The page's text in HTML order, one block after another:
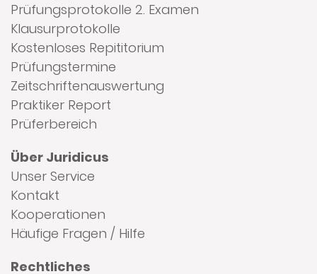
Prüfungsprotokolle 2. Examen
Klausurprotokolle
Kostenloses Repititorium
Prüfungstermine
Zeitschriftenauswertung
Praktiker Report
Prüferbereich
Über Juridicus
Unser Service
Kontakt
Kooperationen
Häufige Fragen / Hilfe
Rechtliches